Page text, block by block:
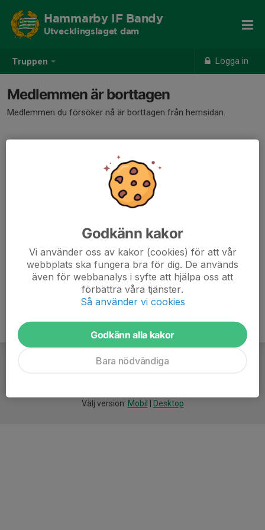
Truppen Logga in
Hammarby IF Bandy
Utvecklingslaget dam
Medlemmen är borttagen
Medlemmen du försöker nå är borttagen från hemsidan.
Välj version: Mobil Desktop
Godkänn kakor
Vi använder oss av kakor (cookies) för att vår
webbplats ska fungera bra för dig. De används
även för webbanalys i syfte att hjälpa oss att
förbättra våra tjänster.
Så använder vi cookies
Godkänn alla kakor
Bara nödvändiga